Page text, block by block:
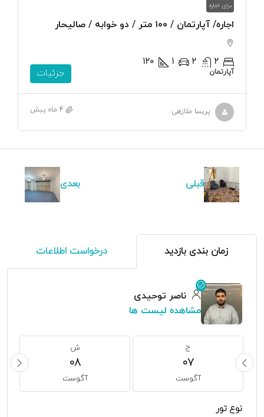
برای اجاره
اجاره/ آپارتمان / ۱۰۰ متر / دو خوابه / صالیحار
2
2
1
120
آپارتمان جزئیات
پریسا ملازهی 4 ماه پیش
قبلی بعدی
زمان بندی بازدید درخواست اطلاعات
ناصر توحیدی
مشاهده لیست ها
ج
07
آگوست
ش
08
آگوست
نوع تور